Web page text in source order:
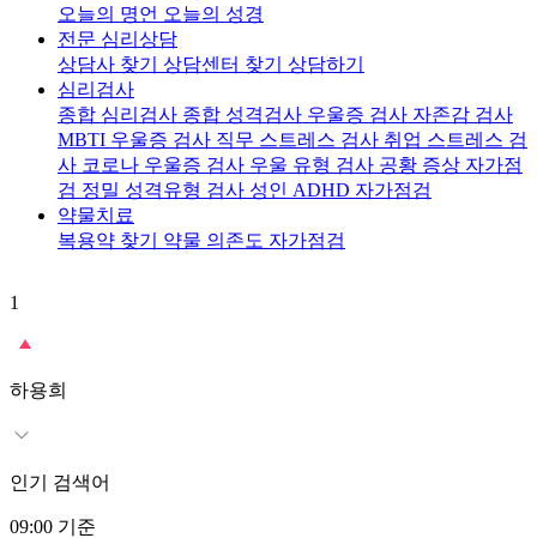
오늘의 명언 오늘의 성경
전문 심리상담
상담사 찾기 상담센터 찾기 상담하기
심리검사
종합 심리검사 종합 성격검사 우울증 검사 자존감 검사
MBTI 우울증 검사 직무 스트레스 검사 취업 스트레스 검
사 코로나 우울증 검사 우울 유형 검사 공황 증상 자가점
검 정밀 성격유형 검사 성인 ADHD 자가점검
약물치료
복용약 찾기 약물 의존도 자가점검
1
하용희
인기 검색어
09:00 기준